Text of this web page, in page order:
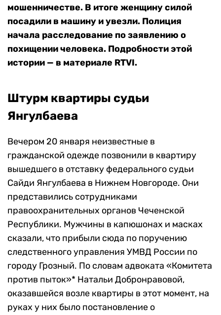
мошенничестве. В итоге женщину силой
посадили в машину и увезли. Полиция
начала расследование по заявлению о
похищении человека. Подробности этой
истории — в материале RTVI.
Штурм квартиры судьи
Янгулбаева
Вечером 20 января неизвестные в
гражданской одежде позвонили в квартиру
вышедшего в отставку федерального судьи
Сайди Янгулбаева в Нижнем Новгороде. Они
представились сотрудниками
правоохранительных органов Чеченской
Республики. Мужчины в капюшонах и масках
сказали, что прибыли сюда по поручению
следственного управления УМВД России по
городу Грозный. По словам адвоката «Комитета
против пыток»* Натальи Добронравовой,
оказавшейся возле квартиры в этот момент, на
руках у них было постановление о